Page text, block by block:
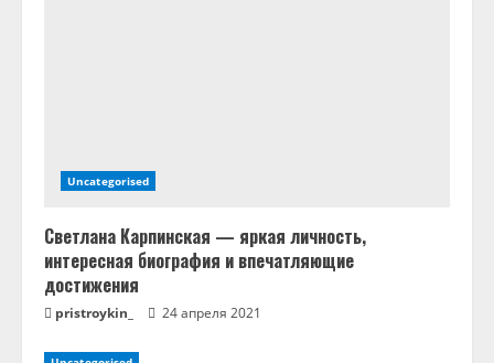
Uncategorised
Светлана Карпинская — яркая личность,
интересная биография и впечатляющие
достижения
pristroykin_ 24 апреля 2021